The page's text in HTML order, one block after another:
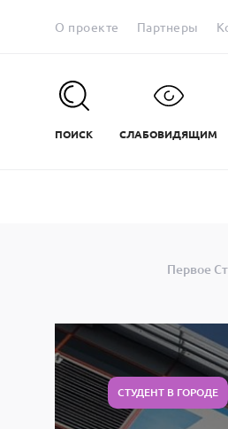
О проекте Партнеры
ПОИСК СЛАБОВИДЯЩИМ
Первое
СТУДЕНТ В ГОРОДЕ